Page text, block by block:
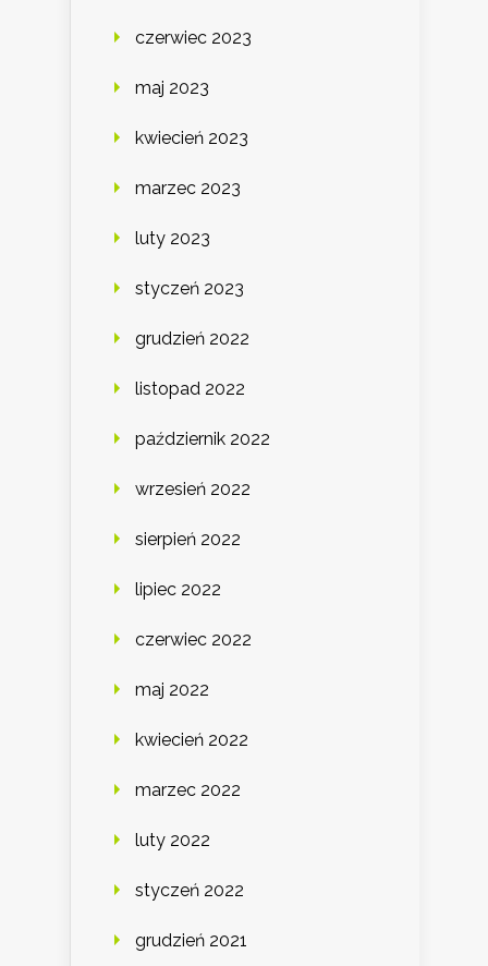
czerwiec 2023
maj 2023
kwiecień 2023
marzec 2023
luty 2023
styczeń 2023
grudzień 2022
listopad 2022
październik 2022
wrzesień 2022
sierpień 2022
lipiec 2022
czerwiec 2022
maj 2022
kwiecień 2022
marzec 2022
luty 2022
styczeń 2022
grudzień 2021